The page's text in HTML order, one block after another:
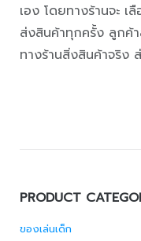
เอง โดยทางร้านจะ
ส่งสินค้าทุกครั้ง ลูกค้า
ทางร้านสิ่งสินค้าจริง
PRODUCT
ของเล่นเด็ก